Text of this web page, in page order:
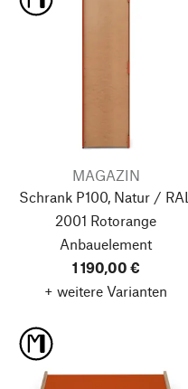
MAGAZIN
Schrank P100, Natur / RAL
2001 Rotorange
Anbauelement
1 190,00 €
+ weitere Varianten